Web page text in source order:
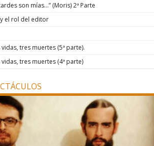
son mías…” (Moris) 2ª Parte
y el rol del editor
tres muertes (5ª parte).
tres muertes (4ª parte)